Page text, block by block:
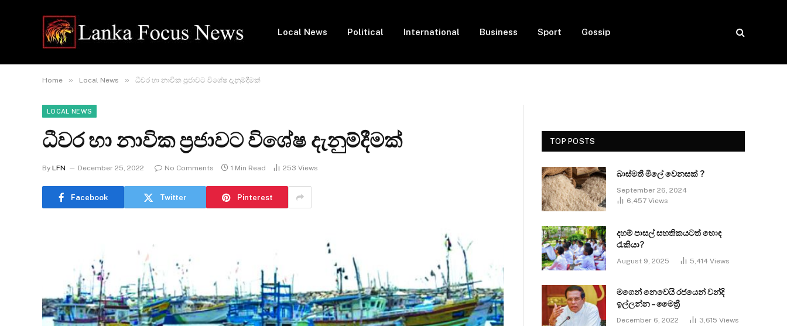
Local News Political International Business Sport Gossip
Home » Local News » ධීවර හා නාවික ප්‍රජාවට විශේෂ දැනුම්දීමක්
LOCAL NEWS
ධීවර හා නාවික ප්‍රජාවට විශේෂ දැනුම්දීමක්
By LFN December 25, 2022 No Comments 1 Min Read 253 Views
Facebook Twitter Pinterest
TOP POSTS
බාස්මතී මිලේ වෙනසක් ?
September 26, 2024
6,457 Views
දහම් පාසල් සහතිකයටත් හොඳ
රැකියා?
August 9, 2025 5,414 Views
මගෙන් නෙවෙයි රජයෙන් වන්දි
ඉල්ලන්න – මෛත්‍රී
December 6, 2022 3,615 Views